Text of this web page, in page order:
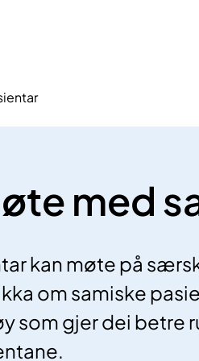
med
kan møte på
om samiske
som gjer dei betre